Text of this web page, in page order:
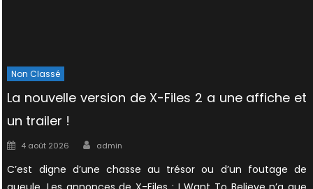
Non Classé
La nouvelle version de X-Files 2 a une affiche et
un trailer !
Posted
4 août 2026 Author
admin
C’est digne d’une chasse au trésor ou d’un foutage de